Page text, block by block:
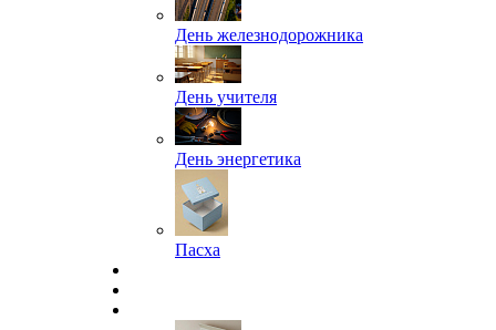
День железнодорожника
День учителя
День энергетика
Пасха